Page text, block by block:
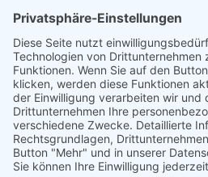
Letzte Artikel
Gartentipps für den November
Gartentipps für den Oktober
Gartentipps für den August
Gartentipps für den September
Gartentipps für den Juli